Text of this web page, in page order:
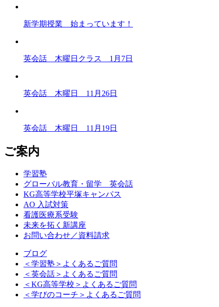
新学期授業 始まっています！
英会話 木曜日クラス 1月7日
英会話 木曜日 11月26日
英会話 木曜日 11月19日
ご案内
学習塾
グローバル教育・留学 英会話
KG高等学校平塚キャンパス
AO 入試対策
看護医療系受験
未来を拓く新講座
お問い合わせ／資料請求
ブログ
＜学習塾＞よくあるご質問
＜英会話＞よくあるご質問
＜KG高等学校＞よくあるご質問
＜学びのコーチ＞よくあるご質問